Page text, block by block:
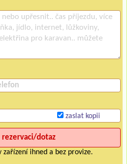
zaslat kopii
zařízení ihned a bez provize.